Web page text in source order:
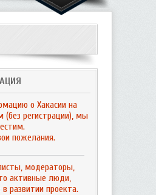
о Хакасии на
регистрации), мы
пожелания.
модераторы,
активные люди,
развитии проекта.